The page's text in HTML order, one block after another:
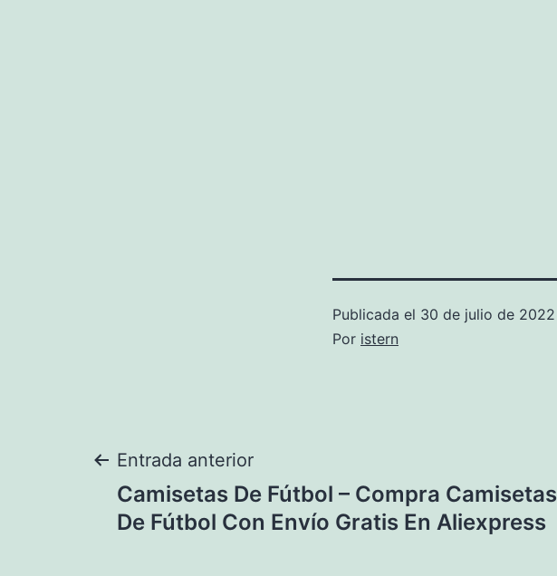
Publicada el 30 de julio de 2022
Por istern
Navegación
de
Entrada anterior
Camisetas De Fútbol – Compra Camisetas
De Fútbol Con Envío Gratis En Aliexpress